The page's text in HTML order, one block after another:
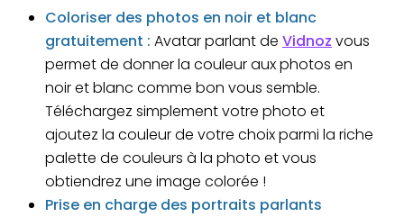
Coloriser des photos en noir et blanc
gratuitement : Avatar parlant de Vidnoz vous
permet de donner la couleur aux photos en
noir et blanc comme bon vous semble.
Téléchargez simplement votre photo et
ajoutez la couleur de votre choix parmi la riche
palette de couleurs à la photo et vous
obtiendrez une image colorée !
Prise en charge des portraits parlants